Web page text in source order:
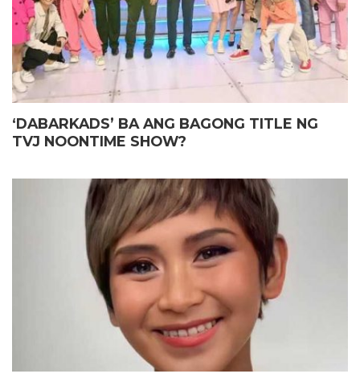
‘DABARKADS’ BA ANG BAGONG TITLE NG
TVJ NOONTIME SHOW?